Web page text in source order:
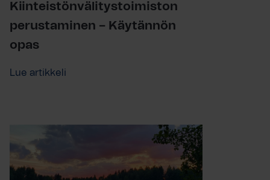
Kiinteistönvälitystoimiston
perustaminen – Käytännön
opas
Lue artikkeli